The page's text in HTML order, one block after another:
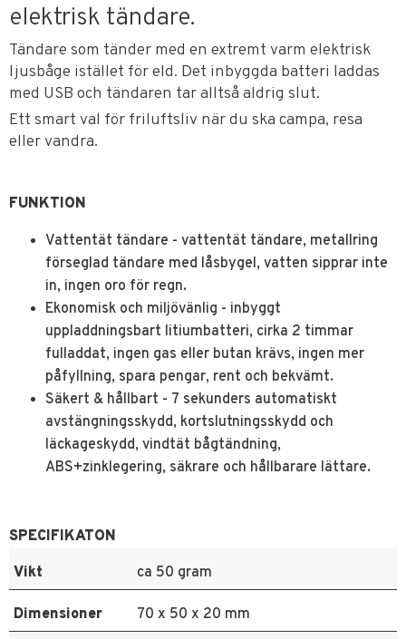
elektrisk tändare.
Tändare som tänder med en extremt varm elektrisk
ljusbåge istället för eld. Det inbyggda batteri laddas
med USB och tändaren tar alltså aldrig slut.
Ett smart val för friluftsliv när du ska campa, resa
eller vandra.
FUNKTION
Vattentät tändare - vattentät tändare, metallring
förseglad tändare med låsbygel, vatten sipprar inte
in, ingen oro för regn.
Ekonomisk och miljövänlig - inbyggt
uppladdningsbart litiumbatteri, cirka 2 timmar
fulladdat, ingen gas eller butan krävs, ingen mer
påfyllning, spara pengar, rent och bekvämt.
Säkert & hållbart - 7 sekunders automatiskt
avstängningsskydd, kortslutningsskydd och
läckageskydd, vindtät bågtändning,
ABS+zinklegering, säkrare och hållbarare lättare.
SPECIFIKATON
Vikt
ca 50 gram
Dimensioner 70 x 50 x 20 mm